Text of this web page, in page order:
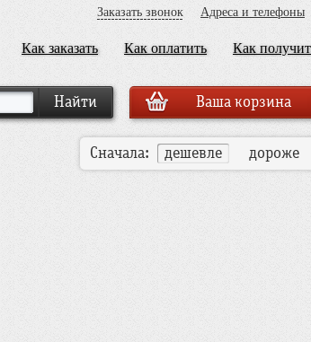
Адреса и телефоны
Заказать звонок
Как
Как оплатить
Как заказать
Ваша корзина
Сначала: дешевле дороже